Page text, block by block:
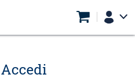
Accedi